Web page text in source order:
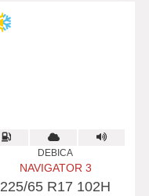
DEBICA
NAVIGATOR 3
225/65 R17 102H